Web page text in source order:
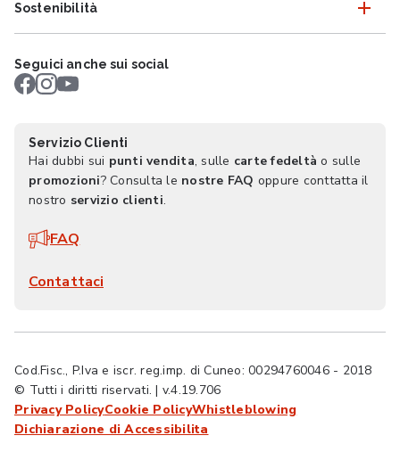
Sostenibilità
Seguici anche sui social
Servizio Clienti
Hai dubbi sui punti vendita, sulle carte fedeltà o sulle
promozioni? Consulta le nostre FAQ oppure conttatta il
nostro servizio clienti.
FAQ
Contattaci
Cod.Fisc., P.Iva e iscr. reg.imp. di Cuneo: 00294760046 - 2018
© Tutti i diritti riservati. | v.4.19.706
Privacy PolicyCookie PolicyWhistleblowing
Dichiarazione di Accessibilita